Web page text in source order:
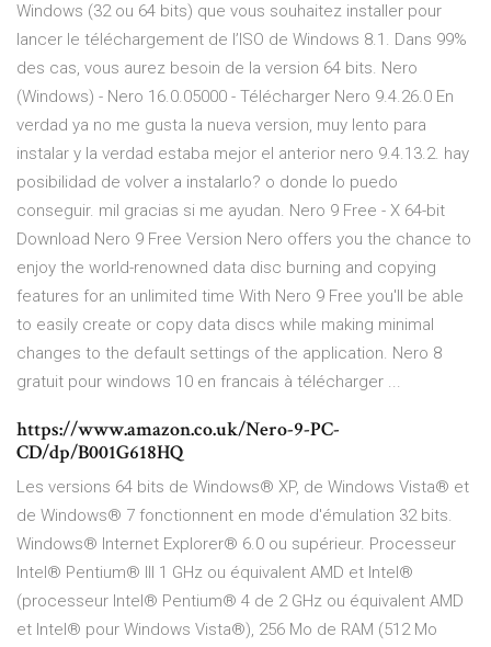
Windows (32 ou 64 bits) que vous souhaitez installer pour
lancer le téléchargement de l’ISO de Windows 8.1. Dans 99%
des cas, vous aurez besoin de la version 64 bits. Nero
(Windows) - Nero 16.0.05000 - Télécharger Nero 9.4.26.0 En
verdad ya no me gusta la nueva version, muy lento para
instalar y la verdad estaba mejor el anterior nero 9.4.13.2. hay
posibilidad de volver a instalarlo? o donde lo puedo
conseguir. mil gracias si me ayudan. Nero 9 Free - X 64-bit
Download Nero 9 Free Version Nero offers you the chance to
enjoy the world-renowned data disc burning and copying
features for an unlimited time With Nero 9 Free you'll be able
to easily create or copy data discs while making minimal
changes to the default settings of the application. Nero 8
gratuit pour windows 10 en francais à télécharger ...
https://www.amazon.co.uk/Nero-9-PC-
CD/dp/B001G618HQ
Les versions 64 bits de Windows® XP, de Windows Vista® et
de Windows® 7 fonctionnent en mode d'émulation 32 bits.
Windows® Internet Explorer® 6.0 ou supérieur. Processeur
Intel® Pentium® III 1 GHz ou équivalent AMD et Intel®
(processeur Intel® Pentium® 4 de 2 GHz ou équivalent AMD
et Intel® pour Windows Vista®), 256 Mo de RAM (512 Mo